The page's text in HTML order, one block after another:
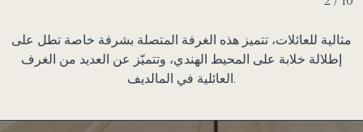
مثالية للعائلات، تتميز هذه الغرفة المتصلة بشرفة خاصة تطل على
إطلالة خلابة على المحيط الهندي، وتتميّز عن العديد من الغرف
العائلية في المالديف.